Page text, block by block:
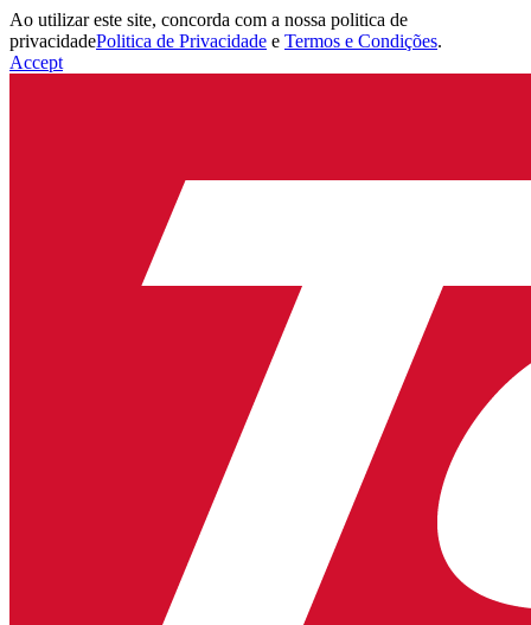
Ao utilizar este site, concorda com a nossa politica de
privacidadePolitica de Privacidade e Termos e Condições.
Accept